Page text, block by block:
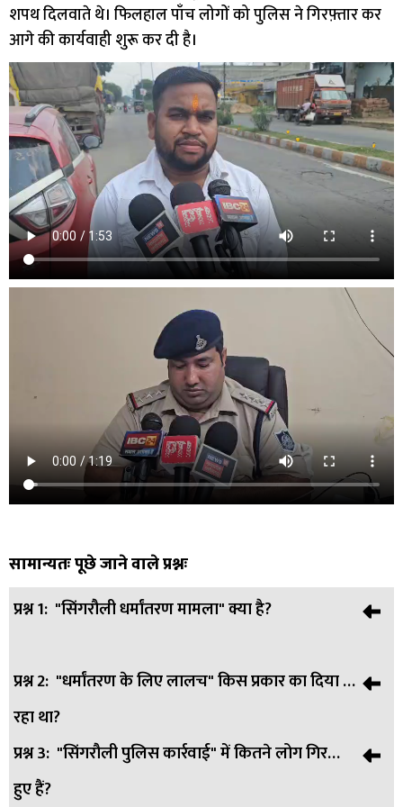
शपथ दिलवाते थे। फिलहाल पाँच लोगों को पुलिस ने गिरफ़्तार कर
आगे की कार्यवाही शुरू कर दी है।
सामान्यतः पूछे जाने वाले प्रश्नः
प्रश्न 1: "सिंगरौली धर्मांतरण मामला" क्या है?
उत्तर: उत्तर: सिंगरौली के नवानगर क्षेत्र में उड़ीसा से आए लोगों पर गरीब
वर्ग के लोगों को लालच देकर ईसाई धर्म अपनाने के लिए प्रेरित करने का
आरोप है।
प्रश्न 2: "धर्मांतरण के लिए लालच" किस प्रकार का दिया जा
रहा था?
उत्तर: उत्तर: धर्मांतरण के लिए पैसे, शिक्षा, इलाज और अन्य सामाजिक
सहायता का लालच दिया जा रहा था।
प्रश्न 3: "सिंगरौली पुलिस कार्रवाई" में कितने लोग गिरफ्तार
हुए हैं?